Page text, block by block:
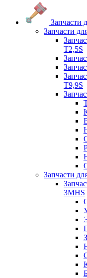
Запчасти
Запчасти
Т2,5S
T9,9S
Запчасти
3MHS